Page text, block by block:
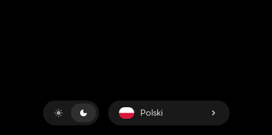
Polski